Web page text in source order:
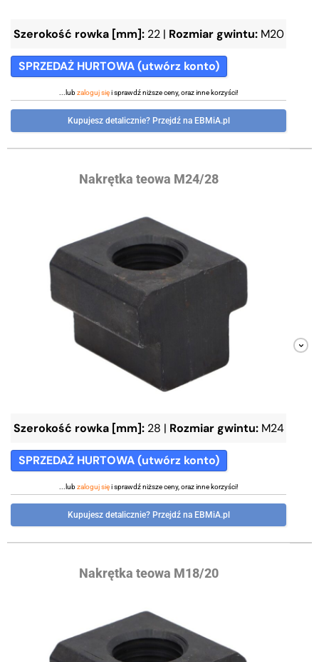
Szerokość rowka [mm]: 22 | Rozmiar gwintu: M20
SPRZEDAŻ HURTOWA (utwórz konto)
...lubzaloguj sięi sprawdź niższe ceny, oraz inne korzyści!
Kupujesz detalicznie? Przejdź na EBMiA.pl
Nakrętka teowa M24/28
Szerokość rowka [mm]: 28 | Rozmiar gwintu: M24
SPRZEDAŻ HURTOWA (utwórz konto)
...lubzaloguj sięi sprawdź niższe ceny, oraz inne korzyści!
Kupujesz detalicznie? Przejdź na EBMiA.pl
Nakrętka teowa M18/20